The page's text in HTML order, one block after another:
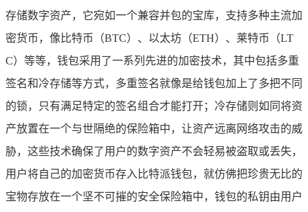
存储数字资产，它宛如一个兼容并包的宝库，支持多种主流加
密货币，像比特币（BTC）、以太坊（ETH）、莱特币（LT
C）等等，钱包采用了一系列先进的加密技术，其中包括多重
签名和冷存储等方式，多重签名就像是给钱包加上了多把不同
的锁，只有满足特定的签名组合才能打开；冷存储则如同将资
产放置在一个与世隔绝的保险箱中，让资产远离网络攻击的威
胁，这些技术确保了用户的数字资产不会轻易被盗取或丢失，
用户将自己的加密货币存入比特派钱包，就仿佛把珍贵无比的
宝物存放在一个坚不可摧的安全保险箱中，钱包的私钥由用户